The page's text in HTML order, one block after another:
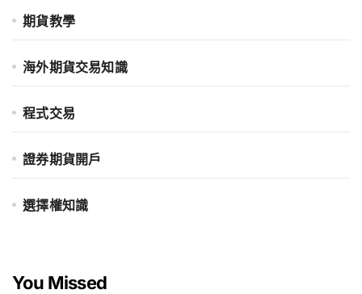
期貨教學
海外期貨交易知識
程式交易
證券期貨開戶
選擇權知識
You Missed